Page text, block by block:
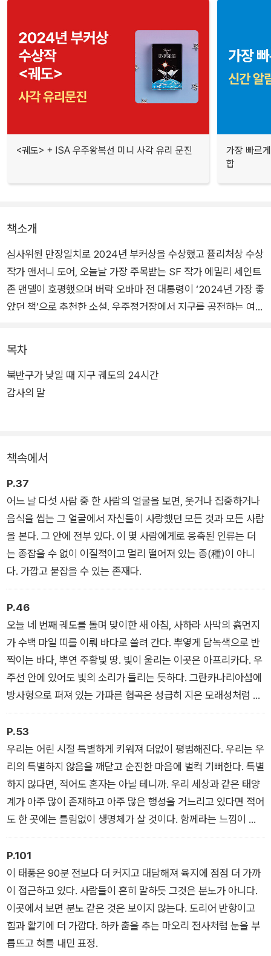
<궤도> + ISA 우주왕복선 미니 사각 유리 문진
가장 빠르
합
책소개
심사위원 만장일치로 2024년 부커상을 수상했고 퓰리처상 수상
작가 앤서니 도어, 오늘날 가장 주목받는 SF 작가 에밀리 세인트
존 맨델이 호평했으며 버락 오바마 전 대통령이 ‘2024년 가장 좋
았던 책’으로 추천한 소설. 우주정거장에서 지구를 공전하는 여섯
의 일출과 열여섯 번의 일몰을 마주하는 기이한 감각, 최신 공학
기술의 정점인 우주선에서 더없이 작고 평범한 지구를 낱낱이 보
는 일의 의미, 흉포하고 맹렬한 검은 우주에 몸을 맡길 때 찾아오
는 완전한 평화와 위로가 아름답고 서정적인 언어로 리드미컬하
경험을 바탕으로 이 소설을 집필한 작가 서맨사 하비는 한 번도
본 적 없는 우리 행성의 삶을 생생하고 섬세하게 그려 낸다. 거칠
고 시끄러운 이 세상에서 잠시 멀어져, 인간이 지구 그리고 같은
인간에게 어떤 일을 하고 있는지 질문하고 천천히 성찰해 보게 한
다. 서로 다른 국적과 생각, 사연을 가지고 있지만 고독한 우주선
안에서 하나가 된 우주비행사들의 새로운 유대를 비춘다.
광막한 우주를 마치 신처럼 지켜보는 동안 꼬리에 꼬리를 무는 이
들의 끈질긴 사색은 필리핀을 덮치는 거대한 태풍, 불길에 맨살이
훤히 드러난 아마존, 50억 달러를 태우며 달을 향해 떠난 억만장
자의 로켓, 인도와 파키스탄 사이에 길게 놓인 빛의 자취에 닿는
다. 찬란하고 푸른 지구에 우리와 우리가 사랑하는 사람들이 ‘살
고 있다’는 사실을 일깨우고, 변화를 꿈꾸게 하는 불꽃을 피운다.
정교한 묘사, 의도적인 쉼표와 공백으로 이뤄진 작가 특유의 글쓰
기는 지구 궤도를 도는 내내 끝없이 잇따르는 대륙과 바다처럼 숨
막히는 몰입감을 선사해 이 사유의 여정에 깊숙이 빠져들게 한다.
《궤도》로 서맨사 하비는 2019년 이후 처음으로 부커상을 받은
여성 작가가 되었고, ‘이 시대의 버지니아 울프’이자 ‘하늘의 멜
빌’로 불리게 되었다.
목차
북반구가 낮일 때 지구 궤도의 24시간
감사의 말
책속에서
P.37
어느 날 다섯 사람 중 한 사람의 얼굴을 보면, 웃거나 집중하거나
음식을 씹는 그 얼굴에서 자신들이 사랑했던 모든 것과 모든 사람
을 본다. 그 안에 전부 있다. 이 몇 사람에게로 응축된 인류는 더
는 종잡을 수 없이 이질적이고 멀리 떨어져 있는 종(種)이 아니
다. 가깝고 붙잡을 수 있는 존재다.
P.46
오늘 네 번째 궤도를 돌며 맞이한 새 아침, 사하라 사막의 흙먼지
가 수백 마일 띠를 이뤄 바다로 쓸려 간다. 뿌옇게 담녹색으로 반
짝이는 바다, 뿌연 주황빛 땅. 빛이 울리는 이곳은 아프리카다. 우
주선 안에 있어도 빛의 소리가 들리는 듯하다. 그란카나리아섬에
방사형으로 퍼져 있는 가파른 협곡은 성급히 지은 모래성처럼 섬
을 쌓아 올리고, 아틀라스산맥이 사막의 끝을 고하면 스페인 남부
해안으로 꼬리를 톡 내민 상어 모양 구름이 나타난다. 지느러미
끝은 알프스산맥 남쪽을 쿡 찌르고, 주둥이는 당장이라도 지중해
로 뛰어들 것 같다. 알바니아와 몬테네그로는 산으로 뒤덮인 부드
러운 벨벳이다.
P.53
우리는 어린 시절 특별하게 키워져 더없이 평범해진다. 우리는 우
리의 특별하지 않음을 깨닫고 순진한 마음에 벌컥 기뻐한다. 특별
하지 않다면, 적어도 혼자는 아닐 테니까. 우리 세상과 같은 태양
계가 아주 많이 존재하고 아주 많은 행성을 거느리고 있다면 적어
도 한 곳에는 틀림없이 생명체가 살 것이다. 함께라는 느낌이 하
찮은 우리 존재를 위로한다.
P.101
이 태풍은 90분 전보다 더 커지고 대담해져 육지에 점점 더 가까
이 접근하고 있다. 사람들이 흔히 말하듯 그것은 분노가 아니다.
이곳에서 보면 분노 같은 것은 보이지 않는다. 도리어 반항이고
힘과 활기에 더 가깝다. 하카 춤을 추는 마오리 전사처럼 눈을 부
릅뜨고 혀를 내민 표정.